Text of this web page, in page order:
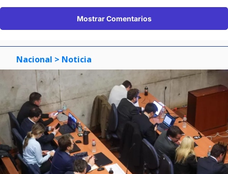
Mostrar Comentarios
Nacional > Noticia